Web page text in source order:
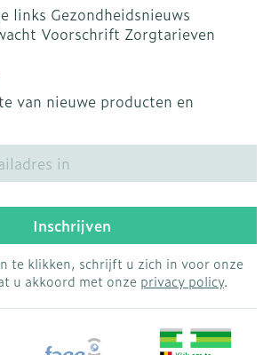
links Gezondheidsnieuws
Voorschrift Zorgtarieven
van nieuwe producten en
Inschrijven
te klikken, schrijft u zich in voor onze
u akkoord met onze privacy policy.